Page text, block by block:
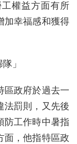
權益方面有所
加幸福感和獲得
」
區政府於過去一
法罰則，又先後
防工作時中暑指
面，他指特區政